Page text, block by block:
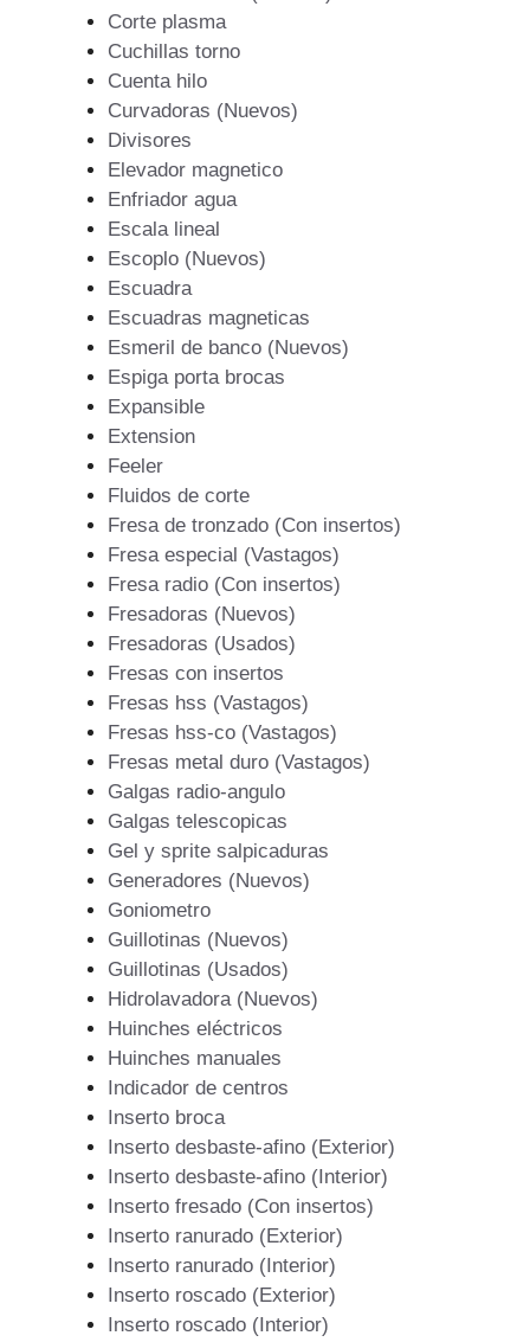
Corte plasma
Cuchillas torno
Cuenta hilo
Curvadoras (Nuevos)
Divisores
Elevador magnetico
Enfriador agua
Escala lineal
Escoplo (Nuevos)
Escuadra
Escuadras magneticas
Esmeril de banco (Nuevos)
Espiga porta brocas
Expansible
Extension
Feeler
Fluidos de corte
Fresa de tronzado (Con insertos)
Fresa especial (Vastagos)
Fresa radio (Con insertos)
Fresadoras (Nuevos)
Fresadoras (Usados)
Fresas con insertos
Fresas hss (Vastagos)
Fresas hss-co (Vastagos)
Fresas metal duro (Vastagos)
Galgas radio-angulo
Galgas telescopicas
Gel y sprite salpicaduras
Generadores (Nuevos)
Goniometro
Guillotinas (Nuevos)
Guillotinas (Usados)
Hidrolavadora (Nuevos)
Huinches eléctricos
Huinches manuales
Indicador de centros
Inserto broca
Inserto desbaste-afino (Exterior)
Inserto desbaste-afino (Interior)
Inserto fresado (Con insertos)
Inserto ranurado (Exterior)
Inserto ranurado (Interior)
Inserto roscado (Exterior)
Inserto roscado (Interior)